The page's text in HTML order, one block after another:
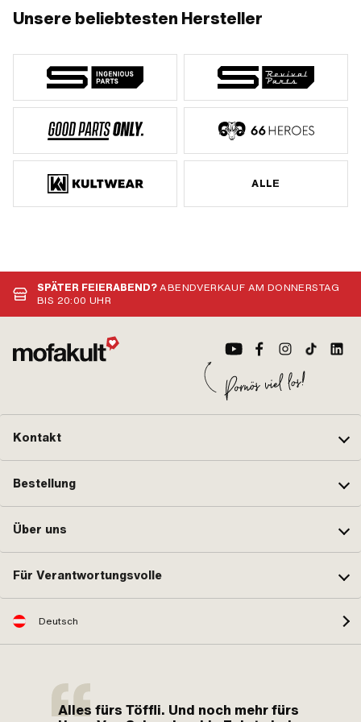
Unsere beliebtesten Hersteller
ALLE
SPÄTER FEIERABEND?ABENDVERKAUF AM DONNERSTAG
BIS 20:00 UHR
Kontakt
Bestellung
Über uns
Für Verantwortungsvolle
Deutsch
Alles fürs Töffli. Und noch mehr fürs